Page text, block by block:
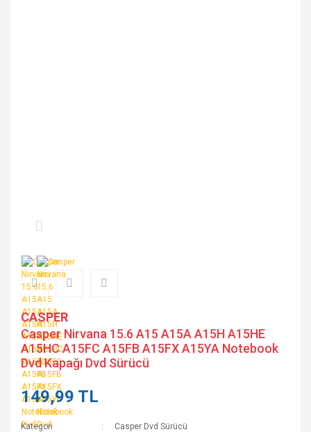
CASPER
Casper Nirvana 15.6 A15 A15A A15H A15HE
A15HC A15FC A15FB A15FX A15YA Notebook
Dvd Kapağı Dvd Sürücü
149,99 TL
Kategori
Casper Dvd Sürücü